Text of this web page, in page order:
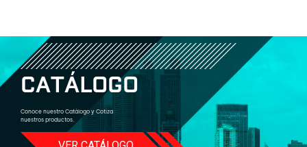
CATÁLOGO
Conoce nuestro Catálogo y Cotiza
nuestros productos.